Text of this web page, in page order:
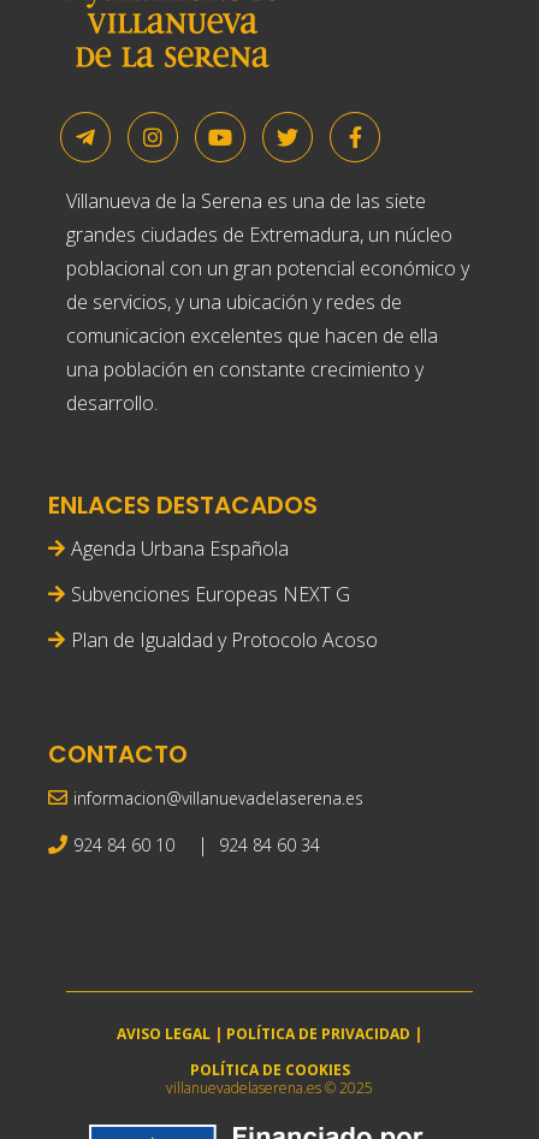
Villanueva de la Serena es una de las siete
grandes ciudades de Extremadura, un núcleo
poblacional con un gran potencial económico y
de servicios, y una ubicación y redes de
comunicacion excelentes que hacen de ella
una población en constante crecimiento y
desarrollo.
ENLACES DESTACADOS
Agenda Urbana Española
Subvenciones Europeas NEXT G
Plan de Igualdad y Protocolo Acoso
CONTACTO
informacion@villanuevadelaserena.es
924 84 60 10 | 924 84 60 34
AVISO LEGAL | POLÍTICA DE PRIVACIDAD |
POLÍTICA DE COOKIES
villanuevadelaserena.es © 2025